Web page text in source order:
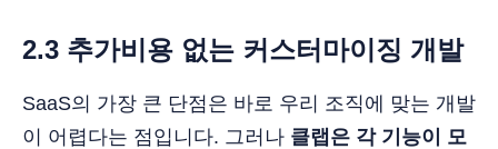
2.3 추가비용 없는 커스터마이징 개발
SaaS의 가장 큰 단점은 바로 우리 조직에 맞는 개발
이 어렵다는 점입니다. 그러나 클랩은 각 기능이 모